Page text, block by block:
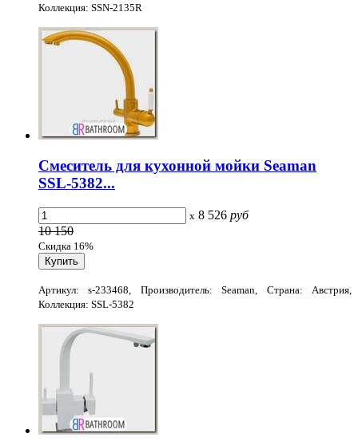
Коллекция: SSN-2135R
Смеситель для кухонной мойки Seaman
SSL-5382...
x 8 526 руб
10 150
Скидка 16%
Артикул: s-233468, Производитель: Seaman, Страна: Австрия,
Коллекция: SSL-5382